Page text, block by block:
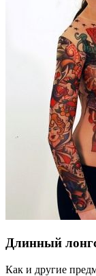
Длинный
Как и другие